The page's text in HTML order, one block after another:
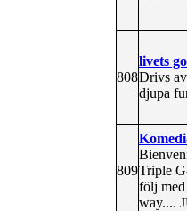
808
livets
Drivs
djupa
809Triple
följ med
way....